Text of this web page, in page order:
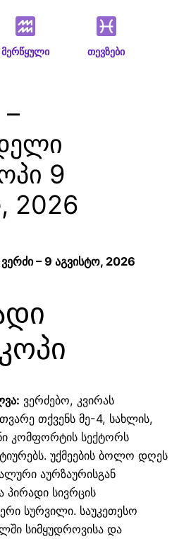
მერწყული თევზები
–
9
2026
– 9 აგვისტო, 2026
ვერძებო, კვირას
თქვენს მე-4, სახლის,
კომფორტის სექტორს
უქმეების ბოლო დღეს
აურზაურისგან
პირადი სივრცის
სურვილი. საუკეთესო
სიმყუდროვისა და